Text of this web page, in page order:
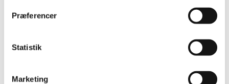
Præferencer
Statistik
Marketing
2016 (167)
2014 (44)
2012 (44)